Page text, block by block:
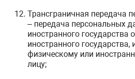
Трансграничная передача
– передача персональных
иностранного государства
иностранного государства,
физическому или
лицу;